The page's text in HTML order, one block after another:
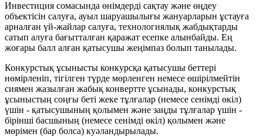
Инвестиция сомасында өнімдерді сақтау және өңдеу
объектісін салуға, ауыл шаруашылығы жануарларын ұстауға
арналған үй-жайлар салуға, технологиялық жабдықтарды
сатып алуға бағытталған қаражат есепке алынбайды. Ең
жоғары балл алған қатысушы жеңімпаз болып танылады.
Конкурстық ұсынысты конкурсқа қатысушы беттері
нөмірленіп, тігілген түрде мөрленген немесе өшірілмейтін
сиямен жазылған жабық конвертте ұсынады, конкурстық
ұсыныстың соңғы беті жеке тұлғалар (немесе сенімді өкіл)
үшін - қатысушының қолымен және заңды тұлғалар үшін -
бірінші басшының (немесе сенімді өкіл) қолымен және
мөрімен (бар болса) куәландырылады.